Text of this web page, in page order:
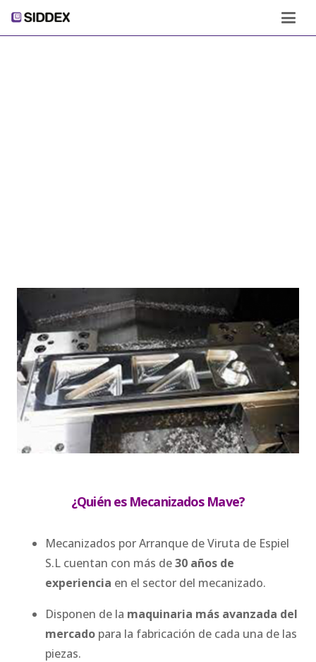
¿Quién es Mecanizados Mave?
Mecanizados por Arranque de Viruta de Espiel
S.L cuentan con más de30 años de
experiencia en el sector del mecanizado.
Disponen de la maquinaria más avanzada del
mercado para la fabricación de cada una de las
piezas.